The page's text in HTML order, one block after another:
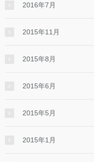
2016年7月
2015年11月
2015年8月
2015年6月
2015年5月
2015年1月